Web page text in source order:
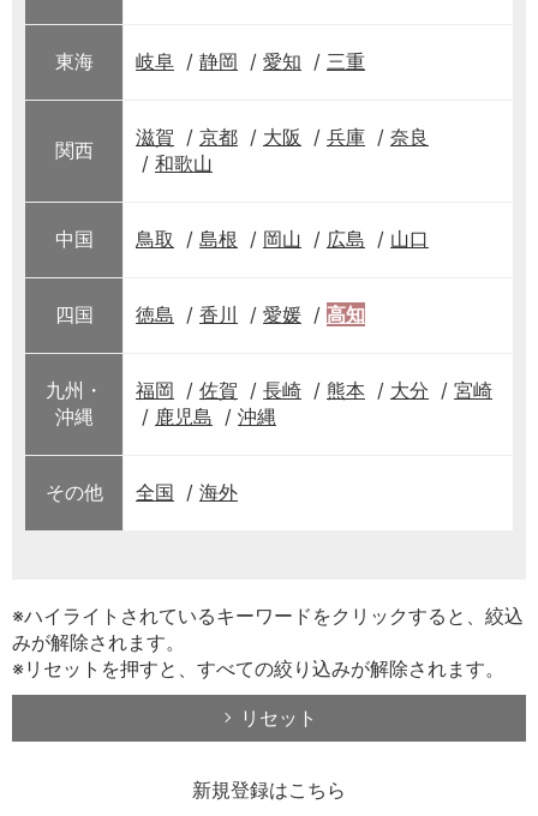
東海 岐阜 静岡 愛知 三重
関西
滋賀 京都 大阪 兵庫
奈良
和歌山
中国 鳥取 島根 岡山 広島 山口
四国 徳島 香川 愛媛 高知
九州・
沖縄
福岡 佐賀 長崎 熊本 大分
宮崎
鹿児島
沖縄
その他 全国 海外
※ハイライトされているキーワードをクリックすると、絞込
みが解除されます。
※リセットを押すと、すべての絞り込みが解除されます。
リセット
新規登録はこちら